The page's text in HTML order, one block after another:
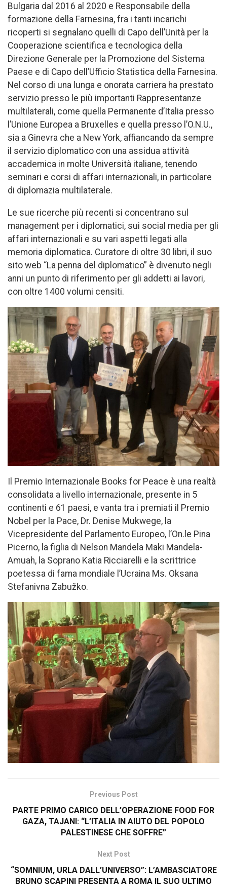
Bulgaria dal 2016 al 2020 e Responsabile della
formazione della Farnesina, fra i tanti incarichi
ricoperti si segnalano quelli di Capo dell’Unità per la
Cooperazione scientifica e tecnologica della
Direzione Generale per la Promozione del Sistema
Paese e di Capo dell’Ufficio Statistica della Farnesina.
Nel corso di una lunga e onorata carriera ha prestato
servizio presso le più importanti Rappresentanze
multilaterali, come quella Permanente d’Italia presso
l’Unione Europea a Bruxelles e quella presso l’O.N.U.,
sia a Ginevra che a New York, affiancando da sempre
il servizio diplomatico con una assidua attività
accademica in molte Università italiane, tenendo
seminari e corsi di affari internazionali, in particolare
di diplomazia multilaterale.
Le sue ricerche più recenti si concentrano sul
management per i diplomatici, sui social media per gli
affari internazionali e su vari aspetti legati alla
memoria diplomatica. Curatore di oltre 30 libri, il suo
sito web “La penna del diplomatico” è divenuto negli
anni un punto di riferimento per gli addetti ai lavori,
con oltre 1400 volumi censiti.
Il Premio Internazionale Books for Peace è una realtà
consolidata a livello internazionale, presente in 5
continenti e 61 paesi, e vanta tra i premiati il Premio
Nobel per la Pace, Dr. Denise Mukwege, la
Vicepresidente del Parlamento Europeo, l’On.le Pina
Picerno, la figlia di Nelson Mandela Maki Mandela-
Amuah, la Soprano Katia Ricciarelli e la scrittrice
poetessa di fama mondiale l’Ucraina Ms. Oksana
Stefanivna Zabužko.
Previous Post
PARTE PRIMO CARICO DELL’OPERAZIONE FOOD FOR
GAZA, TAJANI: “L’ITALIA IN AIUTO DEL POPOLO
PALESTINESE CHE SOFFRE”
Next Post
“SOMNIUM, URLA DALL’UNIVERSO”: L’AMBASCIATORE
BRUNO SCAPINI PRESENTA A ROMA IL SUO ULTIMO